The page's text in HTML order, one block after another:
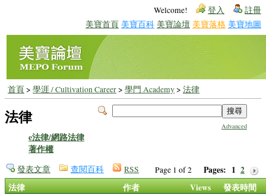
Welcome! 登入 註冊
美寶首頁 美寶百科 美寶論壇 美寶落格 美寶地圖
首頁> 學涯 / Cultivation Career> 學門 Academy> 法律
Advanced
法律
e法律/網路法律
著作權
Page 1 of 2 Pages: 1 2
發表文章 查閱百科 RSS
法律 作者 Views 發表時間